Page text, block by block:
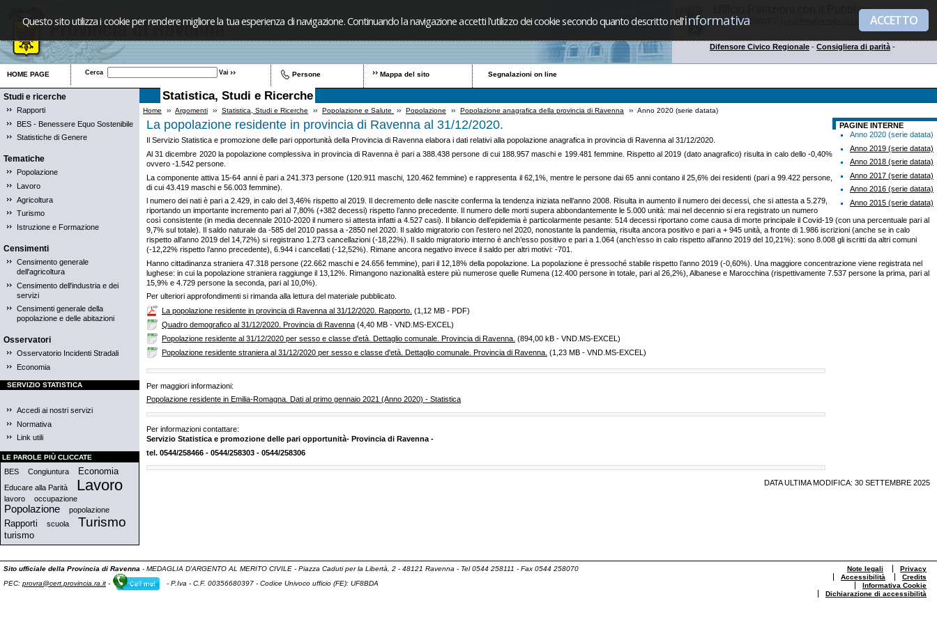
Questo sito utilizza i cookie per rendere migliore la tua esperienza di navigazione. Continuando la navigazione accetti l'utilizzo dei cookie secondo quanto descritto nell'informativa ACCETTO
Ufficio Relazioni con il Pubblico
Tel. 0544 258001-2 |
Difensore Civico Regionale - Consigliera di parità -
HOME PAGE Cerca Persone Mappa del sito Segnalazioni on line
Studi e ricerche
Rapporti
BES - Benessere Equo Sostenibile
Statistiche di Genere
Tematiche
Popolazione
Lavoro
Agricoltura
Turismo
Istruzione e Formazione
Censimenti
Censimento generale
dell'agricoltura
Censimento dell'industria e dei
servizi
Censimenti generale della
popolazione e delle abitazioni
Osservatori
Osservatorio Incidenti Stradali
Economia
SERVIZIO STATISTICA
Accedi ai nostri servizi
Normativa
Link utili
LE PAROLE PIÙ CLICCATE
BES Congiuntura Economia
Educare alla Parità Lavoro
lavoro occupazione
Popolazione popolazione
Rapporti scuola Turismo
turismo
Statistica, Studi e Ricerche
Home ›› Argomenti ›› Statistica, Studi e Ricerche ›› Popolazione e Salute ›› Popolazione ›› Popolazione anagrafica della provincia di Ravenna ›› Anno 2020 (serie datata)
PAGINE INTERNE
Anno 2020 (serie datata)
Anno 2019 (serie datata)
Anno 2018 (serie datata)
Anno 2017 (serie datata)
Anno 2016 (serie datata)
Anno 2015 (serie datata)
La popolazione residente in provincia di Ravenna al 31/12/2020.
Il Servizio Statistica e promozione delle pari opportunità della Provincia di Ravenna elabora i dati relativi alla popolazione anagrafica in provincia di Ravenna al 31/12/2020.
Al 31 dicembre 2020 la popolazione complessiva in provincia di Ravenna è pari a 388.438 persone di cui 188.957 maschi e 199.481 femmine. Rispetto al 2019 (dato anagrafico) risulta in calo dello -0,40%
ovvero -1.542 persone.
La componente attiva 15-64 anni è pari a 241.373 persone (120.911 maschi, 120.462 femmine) e rappresenta il 62,1%, mentre le persone dai 65 anni contano il 25,6% dei residenti (pari a 99.422 persone,
di cui 43.419 maschi e 56.003 femmine).
l numero dei nati è pari a 2.429, in calo del 3,46% rispetto al 2019. Il decremento delle nascite conferma la tendenza iniziata nell’anno 2008. Risulta in aumento il numero dei decessi, che si attesta a 5.279,
riportando un importante incremento pari al 7,80% (+382 decessi) rispetto l’anno precedente. Il numero delle morti supera abbondantemente le 5.000 unità: mai nel decennio si era registrato un numero
così consistente (in media decennale 2010-2020 il numero si attesta infatti a 4.527 casi). Il bilancio dell’epidemia è particolarmente pesante: 514 decessi riportano come causa di morte principale il Covid-19 (con una percentuale pari al
9,7% sul totale). Il saldo naturale da -585 del 2010 passa a -2850 nel 2020. Il saldo migratorio con l’estero nel 2020, nonostante la pandemia, risulta ancora positivo e pari a + 945 unità, a fronte di 1.986 iscrizioni (anche se in calo
rispetto all’anno 2019 del 14,72%) si registrano 1.273 cancellazioni (-18,22%). Il saldo migratorio interno è anch’esso positivo e pari a 1.064 (anch’esso in calo rispetto all’anno 2019 del 10,21%): sono 8.008 gli iscritti da altri comuni
(-12,22% rispetto l’anno precedente), 6.944 i cancellati (-12,52%). Rimane ancora negativo invece il saldo per altri motivi: -701.
Hanno cittadinanza straniera 47.318 persone (22.662 maschi e 24.656 femmine), pari il 12,18% della popolazione. La popolazione è pressoché stabile rispetto l’anno 2019 (-0,60%). Una maggiore concentrazione viene registrata nel
lughese: in cui la popolazione straniera raggiunge il 13,12%. Rimangono nazionalità estere più numerose quelle Rumena (12.400 persone in totale, pari al 26,2%), Albanese e Marocchina (rispettivamente 7.537 persone la prima, pari al
15,9% e 4.729 persone la seconda, pari al 10,0%).
Per ulteriori approfondimenti si rimanda alla lettura del materiale pubblicato.
La popolazione residente in provincia di Ravenna al 31/12/2020. Rapporto. (1,12 MB - PDF)
Quadro demografico al 31/12/2020. Provincia di Ravenna (4,40 MB - VND.MS-EXCEL)
Popolazione residente al 31/12/2020 per sesso e classe d'età. Dettaglio comunale. Provincia di Ravenna. (894,00 kB - VND.MS-EXCEL)
Popolazione residente straniera al 31/12/2020 per sesso e classe d'età. Dettaglio comunale. Provincia di Ravenna. (1,23 MB - VND.MS-EXCEL)
Per maggiori informazioni:
Popolazione residente in Emilia-Romagna. Dati al primo gennaio 2021 (Anno 2020) - Statistica
Per informazioni contattare:
Servizio Statistica e promozione delle pari opportunità- Provincia di Ravenna -
tel. 0544/258466 - 0544/258303 - 0544/258306
DATA ULTIMA MODIFICA: 30 SETTEMBRE 2025
Note legali
Privacy
Accessibilità
Credits
Informativa Cookie
Dichiarazione di accessibilità
Sito ufficiale della Provincia di Ravenna - MEDAGLIA D'ARGENTO AL MERITO CIVILE - Piazza Caduti per la Libertà, 2 - 48121 Ravenna - Tel 0544 258111 - Fax 0544 258070
PEC: provra@cert.provincia.ra.it - - P.Iva - C.F. 00356680397 - Codice Univoco ufficio (FE): UF8BDA